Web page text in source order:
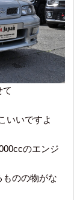
て
いいですよ
のエンジ
のの物がな